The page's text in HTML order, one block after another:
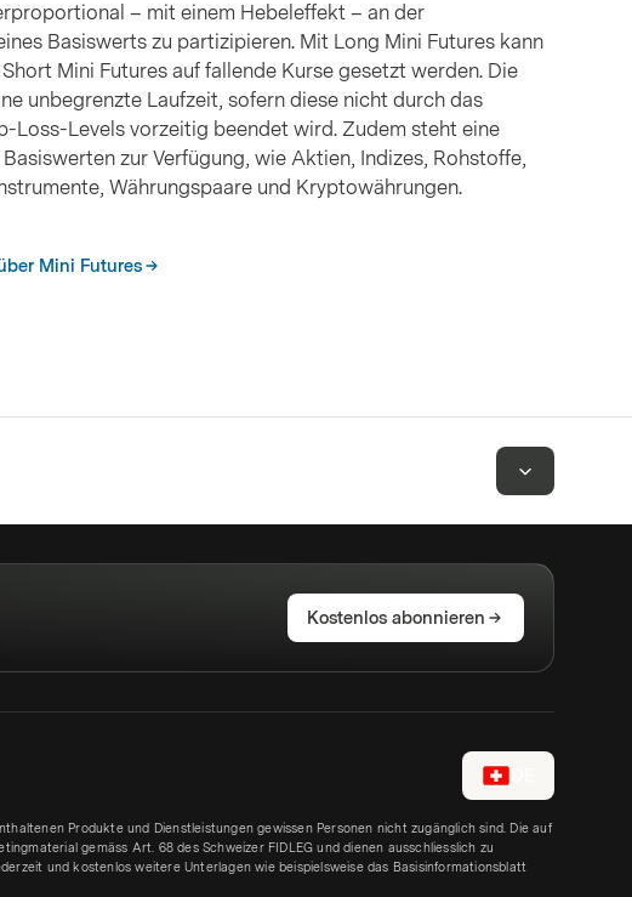
– mit einem Hebeleffekt – an der
Basiswerts zu partizipieren. Mit Long Mini Futures kann
Mini Futures auf fallende Kurse gesetzt werden. Die
unbegrenzte Laufzeit, sofern diese nicht durch das
Loss-Levels vorzeitig beendet wird. Zudem steht eine
zur Verfügung, wie Aktien, Indizes, Rohstoffe,
Währungspaare und Kryptowährungen.
Mini Futures
Kostenlos abonnieren
Produkte und Dienstleistungen gewissen Personen nicht zugänglich sind. Die auf
gemäss Art. 68 des Schweizer FIDLEG und dienen ausschliesslich zu
und kostenlos weitere Unterlagen wie beispielsweise das Basisinformationsblatt